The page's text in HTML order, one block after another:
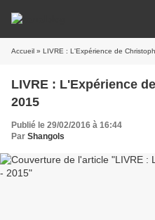
Accueil » LIVRE : L'Expérience de
LIVRE : L'Expérience
2015
Publié le 29/02/2016 à 16:44
Par Shangols